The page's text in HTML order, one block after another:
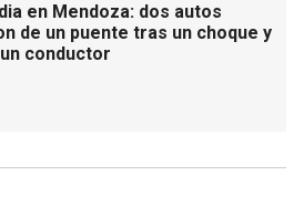
en Mendoza: dos autos
de un puente tras un choque y
conductor